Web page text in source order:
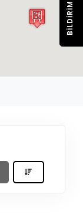
BILDIRIM